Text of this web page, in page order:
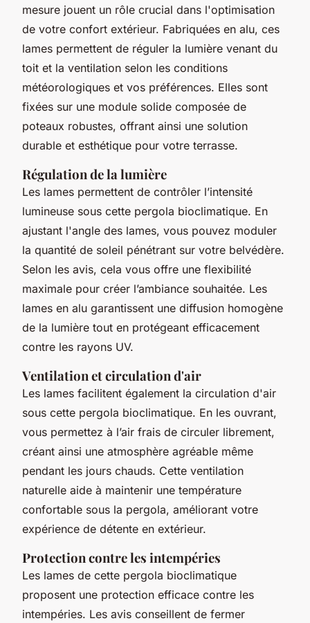
mesure jouent un rôle crucial dans l'optimisation
de votre confort extérieur. Fabriquées en alu, ces
lames permettent de réguler la lumière venant du
toit et la ventilation selon les conditions
météorologiques et vos préférences. Elles sont
fixées sur une module solide composée de
poteaux robustes, offrant ainsi une solution
durable et esthétique pour votre terrasse.
Régulation de la lumière
Les lames permettent de contrôler l’intensité
lumineuse sous cette pergola bioclimatique. En
ajustant l'angle des lames, vous pouvez moduler
la quantité de soleil pénétrant sur votre belvédère.
Selon les avis, cela vous offre une flexibilité
maximale pour créer l’ambiance souhaitée. Les
lames en alu garantissent une diffusion homogène
de la lumière tout en protégeant efficacement
contre les rayons UV.
Ventilation et circulation d'air
Les lames facilitent également la circulation d'air
sous cette pergola bioclimatique. En les ouvrant,
vous permettez à l’air frais de circuler librement,
créant ainsi une atmosphère agréable même
pendant les jours chauds. Cette ventilation
naturelle aide à maintenir une température
confortable sous la pergola, améliorant votre
expérience de détente en extérieur.
Protection contre les intempéries
Les lames de cette pergola bioclimatique
proposent une protection efficace contre les
intempéries. Les avis conseillent de fermer